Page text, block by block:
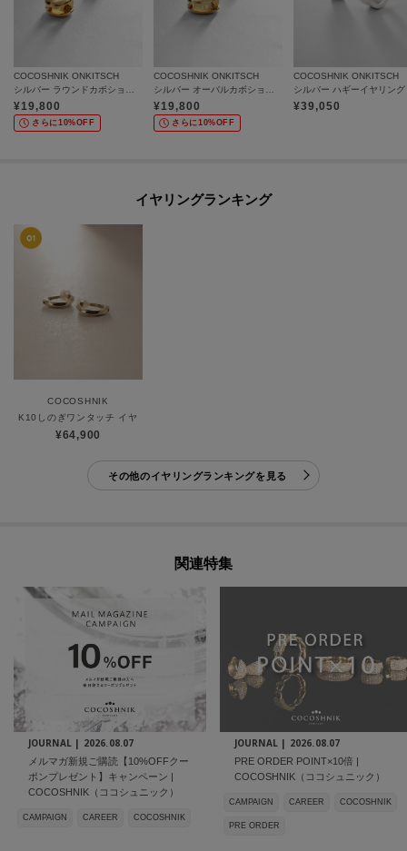
COCOSHNIK ONKITSCH
シルバー ラウンドカボション イヤリング GP
¥19,800
さらに10%OFF
COCOSHNIK ONKITSCH
シルバー オーバルカボション イヤリング GP
¥19,800
さらに10%OFF
COCOSHNIK ONKITSCH
¥39,050
イヤリングランキング
COCOSHNIK
K10しのぎワンタッチ イヤリング
¥64,900
その他のイヤリングランキングを見る
関連特集
JOURNAL | 2026.08.07
メルマガ新規ご購読【10%OFFクー
ポンプレゼント】キャンペーン |
COCOSHNIK（ココシュニック）
CAMPAIGN CAREER COCOSHNIK
JOURNAL | 2026.08.07
PRE ORDER POINT×10倍 |
COCOSHNIK（ココシュニック）
CAMPAIGN CAREER COCOSHNIK
PRE ORDER